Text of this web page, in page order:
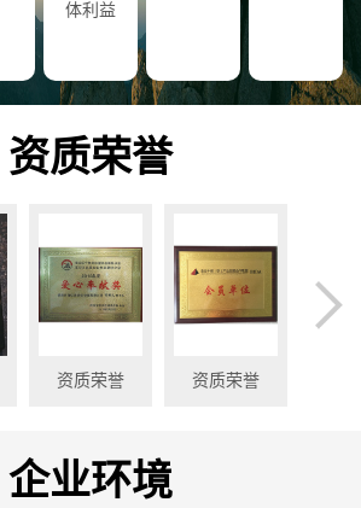
体利益
资质荣誉
资质荣誉 资质荣誉
企业环境